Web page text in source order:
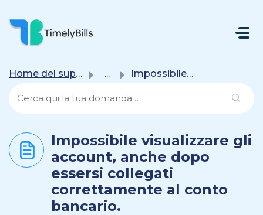
Salta Al Contenuto Principale
Home del supporto ... Impossibile visualizzare gli account, anche dopo essersi ...
Impossibile visualizzare gli
account, anche dopo
essersi collegati
correttamente al conto
bancario.